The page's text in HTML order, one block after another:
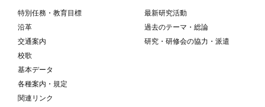
特別任務・教育目標
沿革
交通案内
校歌
基本データ
各種案内・規定
関連リンク
最新研究活動
過去のテーマ・総論
研究・研修会の協力・派遣